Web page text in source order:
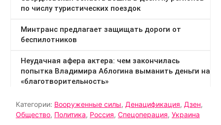
Категории: Вооруженные силы, Денацификация, Дзен,
Общество, Политика, Россия, Спецоперация, Украина